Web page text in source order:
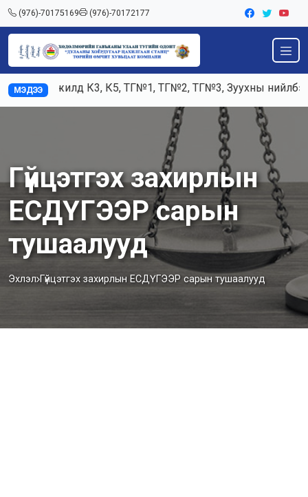
(976)-70175169 (976)-70172177
МЭДЭЭАжилд К3, К5, ТГ№1, ТГ№2, ТГ№3, Зуухны нийлбэр
Гүйцэтгэх захирлын
ЕСДҮГЭЭР сарын
тушаалууд
Эхлэл Гүйцэтгэх захирлын ЕСДҮГЭЭР сарын тушаалууд